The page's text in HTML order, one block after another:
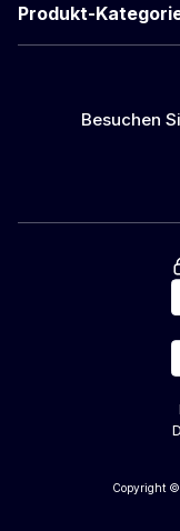
Produkt-
Besuchen
Copyright ©